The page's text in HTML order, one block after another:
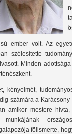
ember volt. Az
szélesítette
Minden
kényelmét,
számára a
amikor mestere
munkájának
fölismerte,